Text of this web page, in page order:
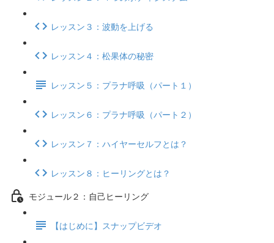
レッスン３：波動を上げる
レッスン４：松果体の秘密
レッスン５：プラナ呼吸（パート１）
レッスン６：プラナ呼吸（パート２）
レッスン７：ハイヤーセルフとは？
レッスン８：ヒーリングとは？
モジュール２：自己ヒーリング
【はじめに】スナップビデオ